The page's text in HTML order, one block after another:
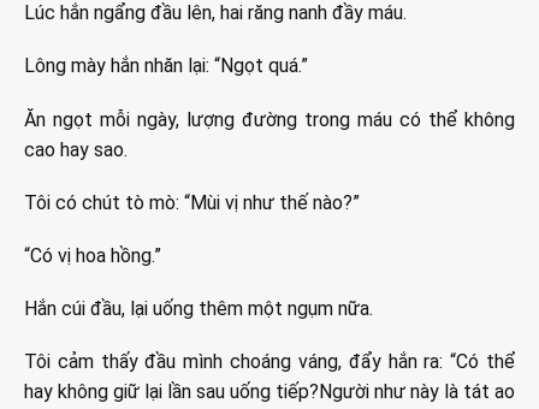
Lúc hắn ngẩng đầu lên, hai răng nanh đầy máu.
Lông mày hắn nhăn lại: “Ngọt quá.”
Ăn ngọt mỗi ngày, lượng đường trong máu có thể không
cao hay sao.
Tôi có chút tò mò: “Mùi vị như thế nào?”
“Có vị hoa hồng.”
Hắn cúi đầu, lại uống thêm một ngụm nữa.
Tôi cảm thấy đầu mình choáng váng, đẩy hắn ra: “Có thể
hay không giữ lại lần sau uống tiếp?Người như này là tát ao